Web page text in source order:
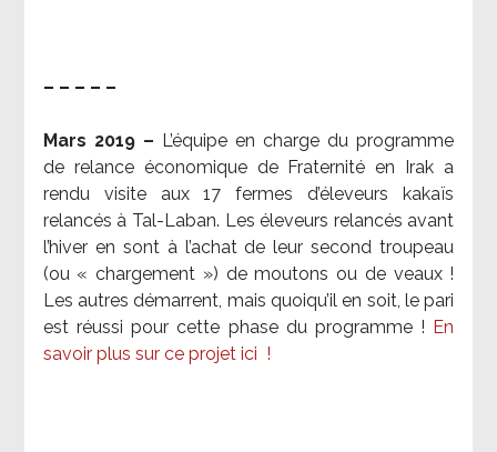
– – – – –
Mars 2019 – L’équipe en charge du programme
de relance économique de Fraternité en Irak a
rendu visite aux 17 fermes d’éleveurs kakaïs
relancés à Tal-Laban. Les éleveurs relancés avant
l’hiver en sont à l’achat de leur second troupeau
(ou « chargement ») de moutons ou de veaux !
Les autres démarrent, mais quoiqu’il en soit, le pari
est réussi pour cette phase du programme ! En
savoir plus sur ce projet ici !